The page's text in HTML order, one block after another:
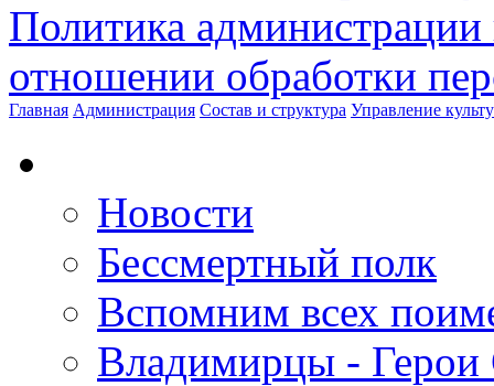
Политика
отношении обработки
Главная Администрация Состав и структура Управление
Новости
Бессмертный полк
Вспомним всех
Владимирцы - Герои